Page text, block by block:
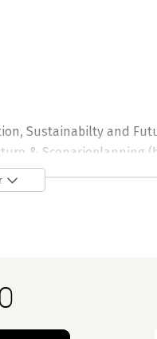
Sustainabilty and
& Scenarioplanning
Innovation
www.linkedin.com/in/